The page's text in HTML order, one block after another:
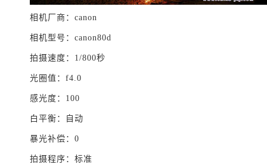
相机厂商：canon
相机型号：canon80d
拍摄速度：1/800秒
光圈值：f4.0
感光度：100
白平衡：自动
暴光补偿：0
拍摄程序：标准